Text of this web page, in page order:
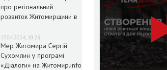
про регіональний
розвиток Житомирщини в
17.04.2024, 10:29
Мер Житомира Сергій
Сухомлин у програмі
«Діалоги» на Житомир.info